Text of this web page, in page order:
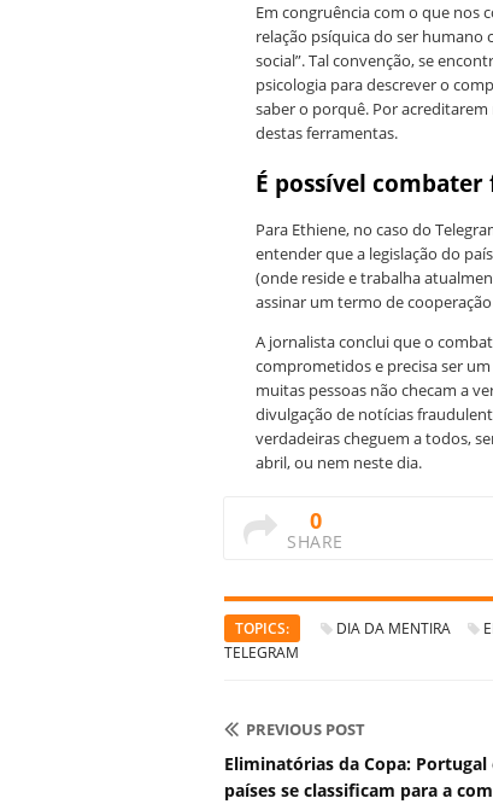
Em congruência com o que nos
relação psíquica do ser humano
social”. Tal convenção, se
psicologia para descrever o
saber o porquê. Por
destas ferramentas.
É possível combater
Para Ethiene, no caso do
entender que a legislação do
(onde reside e trabalha
assinar um termo de
A jornalista conclui que o
comprometidos e precisa ser
muitas pessoas não checam a
divulgação de notícias
verdadeiras cheguem a todos,
abril, ou nem neste dia.
0
SHARE
TOPICS: DIA DA MENTIRA
TELEGRAM
PREVIOUS POST
Eliminatórias da Copa: Portugal
países se classificam para a